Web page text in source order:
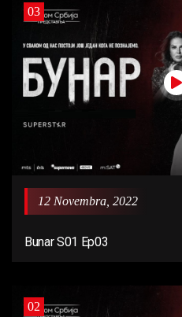
03
12 Novembra, 2022
Bunar S01 Ep03
02